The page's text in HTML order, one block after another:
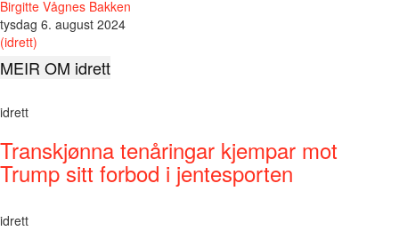
Birgitte Vågnes Bakken
tysdag 6. august 2024
(idrett)
MEIR OM idrett
idrett
Transkjønna tenåringar kjempar mot
Trump sitt forbod i jentesporten
idrett